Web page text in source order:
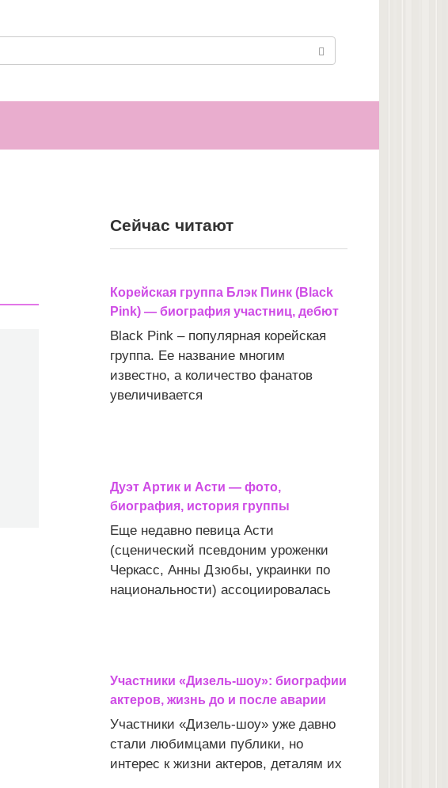
Сейчас читают
Корейская группа Блэк Пинк (Black
Pink) — биография участниц, дебют
Black Pink – популярная корейская
группа. Ее название многим
известно, а количество фанатов
увеличивается
Дуэт Артик и Асти — фото,
биография, история группы
Еще недавно певица Асти
(сценический псевдоним уроженки
Черкасс, Анны Дзюбы, украинки по
национальности) ассоциировалась
Участники «Дизель-шоу»: биографии
актеров, жизнь до и после аварии
Участники «Дизель-шоу» уже давно
стали любимцами публики, но
интерес к жизни актеров, деталям их